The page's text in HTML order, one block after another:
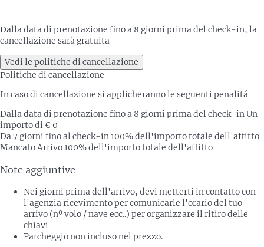
Dalla data di prenotazione fino a 8 giorni prima del check-in, la
cancellazione sarà gratuita
Vedi le politiche di cancellazione
Politiche di cancellazione
In caso di cancellazione si applicheranno le seguenti penalitá
Dalla data di prenotazione fino a 8 giorni prima del check-inUn
importo di € 0
Da 7 giorni fino al check-in100% dell'importo totale dell'affitto
Mancato Arrivo100% dell'importo totale dell'affitto
Note aggiuntive
Nei giorni prima dell'arrivo, devi metterti in contatto con
l'agenzia ricevimento per comunicarle l'orario del tuo
arrivo (nº volo / nave ecc..) per organizzare il ritiro delle
chiavi
Parcheggio non incluso nel prezzo.